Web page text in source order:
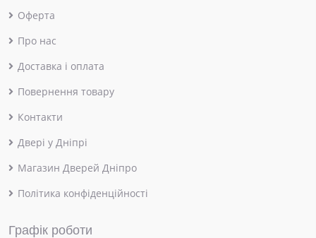
Оферта
Про нас
Доставка і оплата
Повернення товару
Контакти
Двері у Дніпрі
Магазин Дверей Дніпро
Політика конфіденційності
Графік роботи